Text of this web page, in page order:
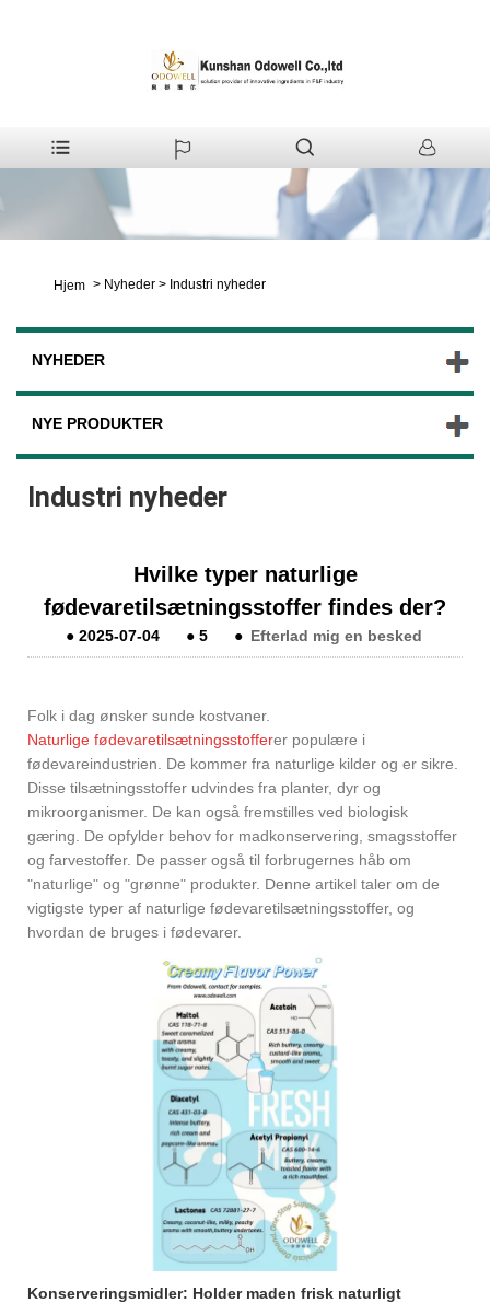
Hjem > Nyheder > Industri nyheder
NYHEDER
NYE PRODUKTER
Industri nyheder
Hvilke typer naturlige
fødevaretilsætningsstoffer findes der?
● 2025-07-04 ● 5 ● Efterlad mig en besked
Folk i dag ønsker sunde kostvaner.
Naturlige fødevaretilsætningsstofferer populære i
fødevareindustrien. De kommer fra naturlige kilder og er sikre.
Disse tilsætningsstoffer udvindes fra planter, dyr og
mikroorganismer. De kan også fremstilles ved biologisk
gæring. De opfylder behov for madkonservering, smagsstoffer
og farvestoffer. De passer også til forbrugernes håb om
"naturlige" og "grønne" produkter. Denne artikel taler om de
vigtigste typer af naturlige fødevaretilsætningsstoffer, og
hvordan de bruges i fødevarer.
Konserveringsmidler: Holder maden frisk naturligt